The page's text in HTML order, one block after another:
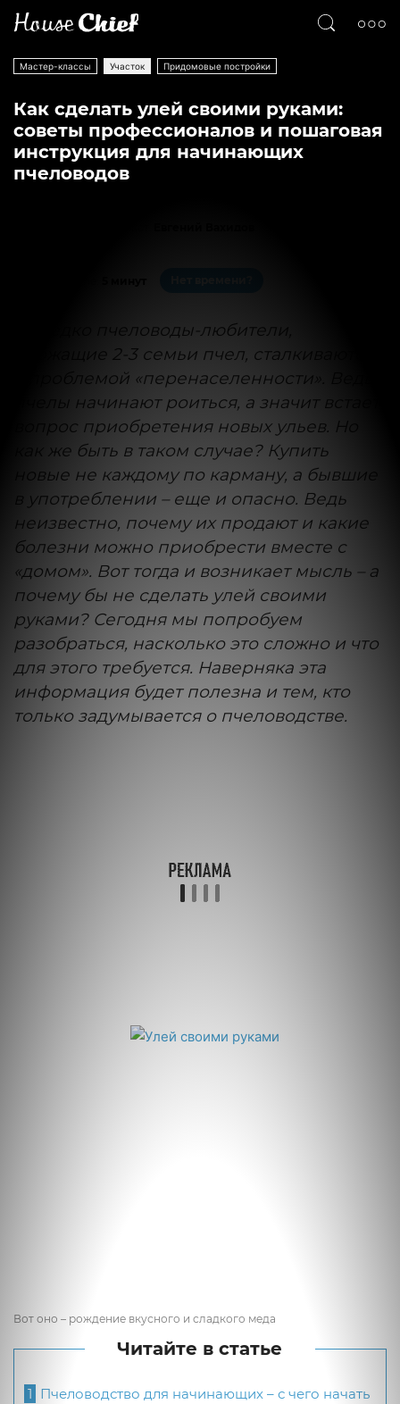
Мастер-классы Участок Придомовые постройки
Как сделать улей своими руками:
советы профессионалов и пошаговая
инструкция для начинающих
пчеловодов
Нередко пчеловоды-любители,
держащие 2-3 семьи пчел, сталкиваются
с проблемой «перенаселенности». Ведь
пчелы начинают роиться, а значит встает
вопрос приобретения новых ульев. Но
как же быть в таком случае? Купить
новые не каждому по карману, а бывшие
в употреблении – еще и опасно. Ведь
неизвестно, почему их продают и какие
болезни можно приобрести вместе с
«домом». Вот тогда и возникает мысль – а
почему бы не сделать улей своими
руками? Сегодня мы попробуем
разобраться, насколько это сложно и что
для этого требуется. Наверняка эта
информация будет полезна и тем, кто
только задумывается о пчеловодстве.
Вот оно – рождение вкусного и сладкого меда
Читайте в статье
1 Пчеловодство для начинающих – с чего начать